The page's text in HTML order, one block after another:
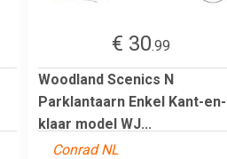
€ 30.99
Woodland Scenics N
Parklantaarn Enkel Kant-en-
klaar model WJ...
Conrad NL